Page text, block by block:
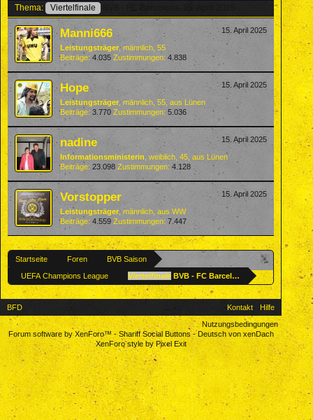
Thema: Viertelfinale
15. April 2025
Manni666
Leistungsträger, männlich, 55
Beiträge: 4.035 Zustimmungen: 4.838
15. April 2025
Hope
Leistungsträger, männlich, 55, aus Lünen
Beiträge: 3.770 Zustimmungen: 5.036
15. April 2025
nadine
Informationsministerin , weiblich, 45, aus Lünen
Beiträge: 23.098 Zustimmungen: 4.128
15. April 2025
Vorstopper
Leistungsträger, männlich, aus WW
Beiträge: 4.559 Zustimmungen: 7.447
Startseite Foren
BVB Saison
UEFA Champions League
Viertelfinale BVB - FC Barcelona, 15. April 2025
BFD Kontakt
Hilfe
Nutzungsbedingungen
Forum software by XenForo™- Shariff Social Buttons-Deutsch von xenDach
XenForo style by Pixel Exit